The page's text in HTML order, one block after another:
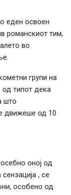
еден освоен
романскиот тим,
во
групи на
од типот дека
што
движеше од 10
оној од
, се
особено од